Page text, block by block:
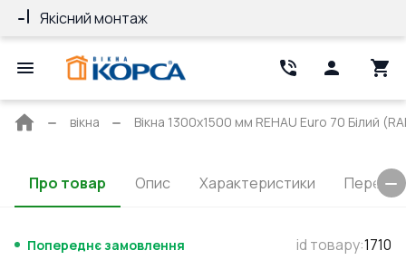
Якісний монтаж
Головна
вікна Вікна 1300x1500 мм REHAU Euro 70 Білий
Про товар Опис Характеристики
Попереднє замовлення id товару:1710